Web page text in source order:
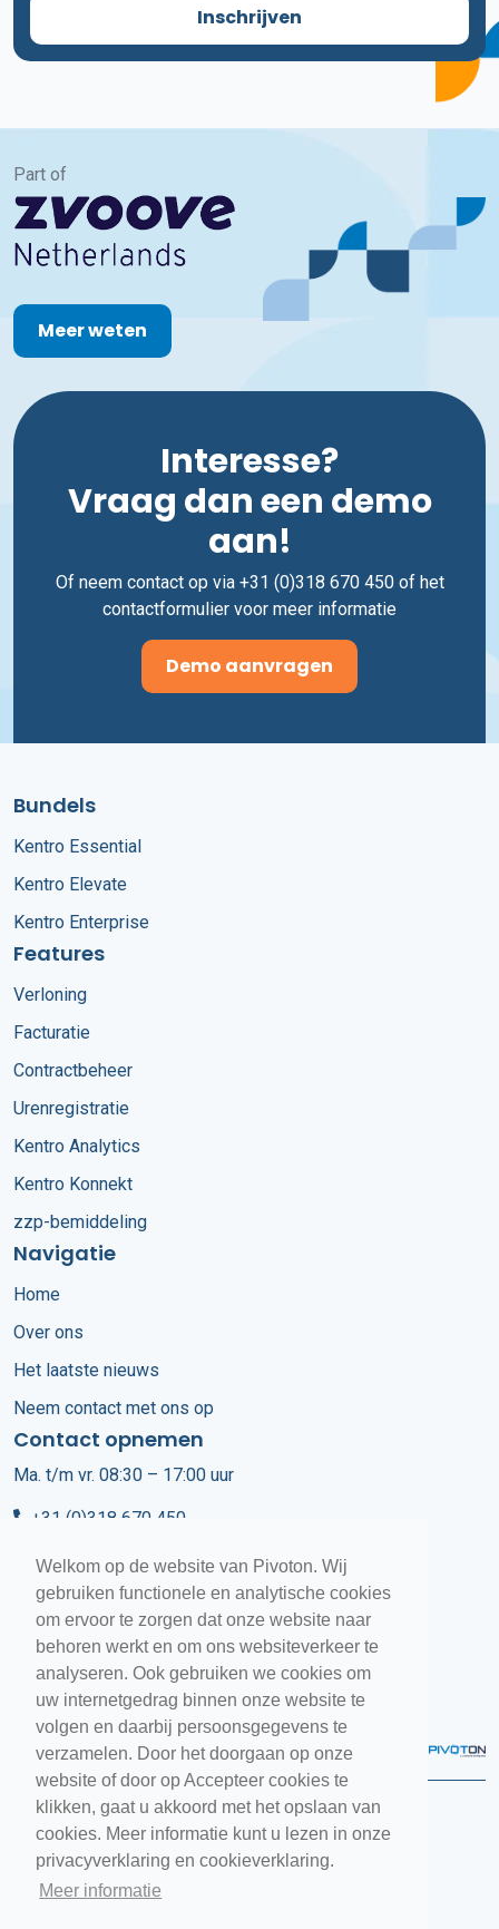
Welkom op de website van Pivoton. Wij
gebruiken functionele en analytische cookies
om ervoor te zorgen dat onze website naar
behoren werkt en om ons websiteverkeer te
analyseren. Ook gebruiken we cookies om
uw internetgedrag binnen onze website te
volgen en daarbij persoonsgegevens te
verzamelen. Door het doorgaan op onze
website of door op Accepteer cookies te
klikken, gaat u akkoord met het opslaan van
cookies. Meer informatie kunt u lezen in onze
privacyverklaring en cookieverklaring.
Meer informatie
Inschrijven
Part of
Meer weten
Interesse?
Vraag dan een demo
aan!
Of neem contact op via +31 (0)318 670 450 of het
contactformulier voor meer informatie
Demo aanvragen
Bundels
Kentro Essential
Kentro Elevate
Kentro Enterprise
Features
Verloning
Facturatie
Contractbeheer
Urenregistratie
Kentro Analytics
Kentro Konnekt
zzp-bemiddeling
Navigatie
Home
Over ons
Het laatste nieuws
Neem contact met ons op
Contact opnemen
Ma. t/m vr. 08:30 – 17:00 uur
+31 (0)318 670 450
info@pivoton.nl
Customer Services
+31 (0)318 670 400
Pivoton Software © 2026
Bekijk onze sitemap
Algemene voorwaarden